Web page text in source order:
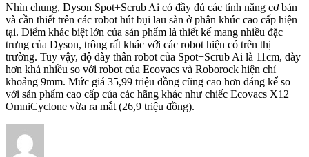
Nhìn chung, Dyson Spot+Scrub Ai có đầy đủ các tính năng cơ bản
và cần thiết trên các robot hút bụi lau sàn ở phân khúc cao cấp hiện
tại. Điểm khác biệt lớn của sản phẩm là thiết kế mang nhiều đặc
trưng của Dyson, trông rất khác với các robot hiện có trên thị
trường. Tuy vậy, độ dày thân robot của Spot+Scrub Ai là 11cm, dày
hơn khá nhiều so với robot của Ecovacs và Roborock hiện chỉ
khoảng 9mm. Mức giá 35,99 triệu đồng cũng cao hơn đáng kể so
với sản phẩm cao cấp của các hãng khác như chiếc Ecovacs X12
OmniCyclone vừa ra mắt (26,9 triệu đồng).